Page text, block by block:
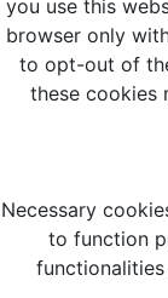
you use this
browser only
to opt-out of
these cookies
Necessary
to function